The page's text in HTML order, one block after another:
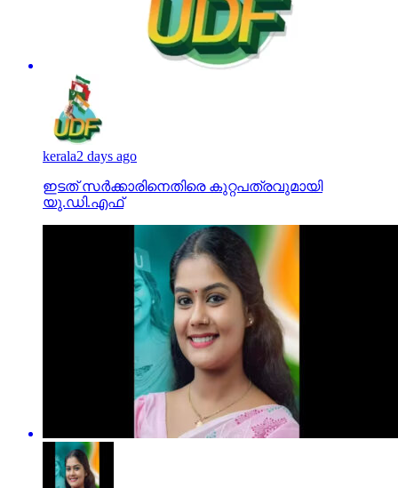
kerala2 days ago
ഇടത് സര്‍ക്കാരിനെതിരെ കുറ്റപത്രവുമായി
യു.ഡി.എഫ്